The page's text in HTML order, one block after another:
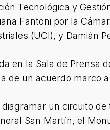
Tecnológica y
Fantoni por la
(UCI), y Damián
en la Sala de Prensa
de un acuerdo marco
un circuito
San Martín, el